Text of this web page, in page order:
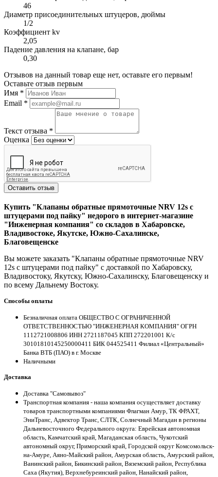
46
Диаметр присоединительных штуцеров, дюймы
1/2
Коэффициент kv
2,05
Падение давления на клапане, бар
0,30
Отзывов на данный товар еще нет, оставьте его первым!
Оставьте отзыв первым
Имя *
Email *
Текст отзыва *
Оценка
Оставить отзыв
Купить "Клапаны обратные прямоточные NRV 12s с
штуцерами под пайку" недорого в интернет-магазине
"Инженерная компания" со складов в Хабаровске,
Владивостоке, Якутске, Южно-Сахалинске,
Благовещенске
Вы можете заказать "Клапаны обратные прямоточные NRV
12s с штуцерами под пайку" с доставкой по Хабаровску,
Владивостоку, Якутску, Южно-Сахалинску, Благовещенску и
по всему Дальнему Востоку.
Способы оплаты
Безналичная оплата ОБЩЕСТВО С ОГРАНИЧЕННОЙ
ОТВЕТСТВЕННОСТЬЮ "ИНЖЕНЕРНАЯ КОМПАНИЯ" ОГРН
1112721008806 ИНН 2721187045 КПП 272201001 К/с
30101810145250000411 БИК 044525411 Филиал «Центральный»
Банка ВТБ (ПАО) в г. Москве
Наличными
Доставка
Доставка "Самовывоз"
Транспортная компания - наша компания осуществляет доставку
товаров транспортными компаниями Флагман Амур, ТК ФРАХТ,
ЭниТранс, Адвектор Транс, СЛТК, Солнечный Магадан в регионы
Дальневосточного Федерального округа: Еврейская автономная
область, Камчатский край, Магаданская область, Чукотский
автономный округ, Приморский край, Городской округ Комсомольск-
на-Амуре, Аяно-Майский район, Амурская область, Амурский район,
Ванинский район, Бикинский район, Вяземский район, Республика
Саха (Якутия), Верхнебуреинский район, Нанайский район,